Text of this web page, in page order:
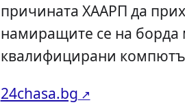
причината ХААРП да
намиращите се на борда
квалифицирани
24chasa.bg